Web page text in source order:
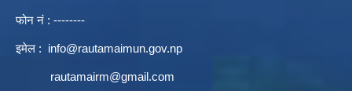
फोन नं : --------
इमेल : info@rautamaimun.gov.np
rautamairm@gmail.com